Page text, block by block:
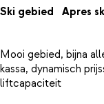
Ski gebied Apres
Mooi gebied, bijna
kassa, dynamisch